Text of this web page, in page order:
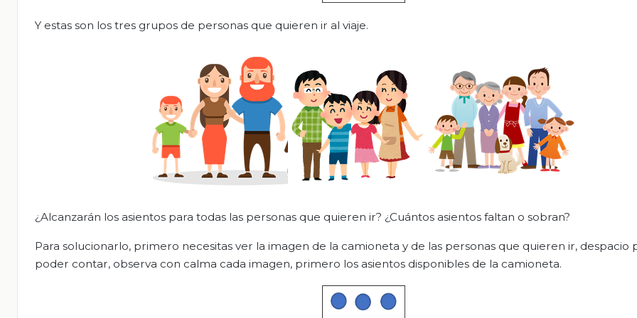
Y estas son los tres grupos de personas que quieren ir al viaje.
¿Alcanzarán los asientos para todas las personas que quieren ir? ¿Cuántos asientos faltan o sobran?
Para solucionarlo, primero necesitas ver la imagen de la camioneta y de las personas que quieren ir, despacio
poder contar, observa con calma cada imagen, primero los asientos disponibles de la camioneta.